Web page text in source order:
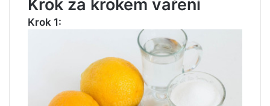
Krok za krokem vaření
Krok 1: